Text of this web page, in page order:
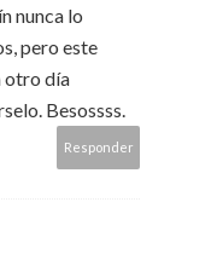
nunca lo
pero este
otro día
Besossss.
Responder